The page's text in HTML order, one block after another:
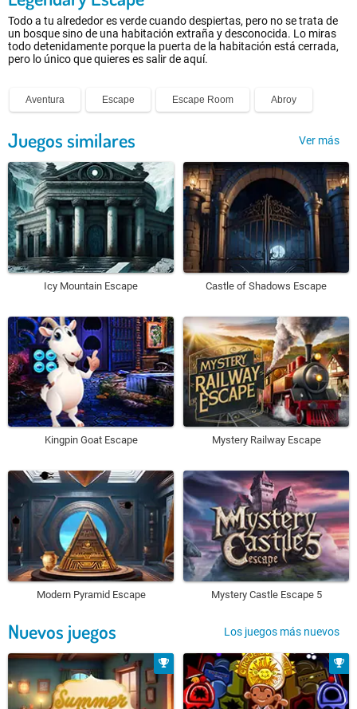
Todo a tu alrededor es verde cuando despiertas, pero no se trata de
un bosque sino de una habitación extraña y desconocida. Lo miras
todo detenidamente porque la puerta de la habitación está cerrada,
pero lo único que quieres es salir de aquí.
Aventura Escape Escape Room Abroy
Juegos similares Ver más
Icy Mountain Escape Castle of Shadows Escape
Kingpin Goat Escape Mystery Railway Escape
Modern Pyramid Escape Mystery Castle Escape 5
Nuevos juegos Los juegos más nuevos